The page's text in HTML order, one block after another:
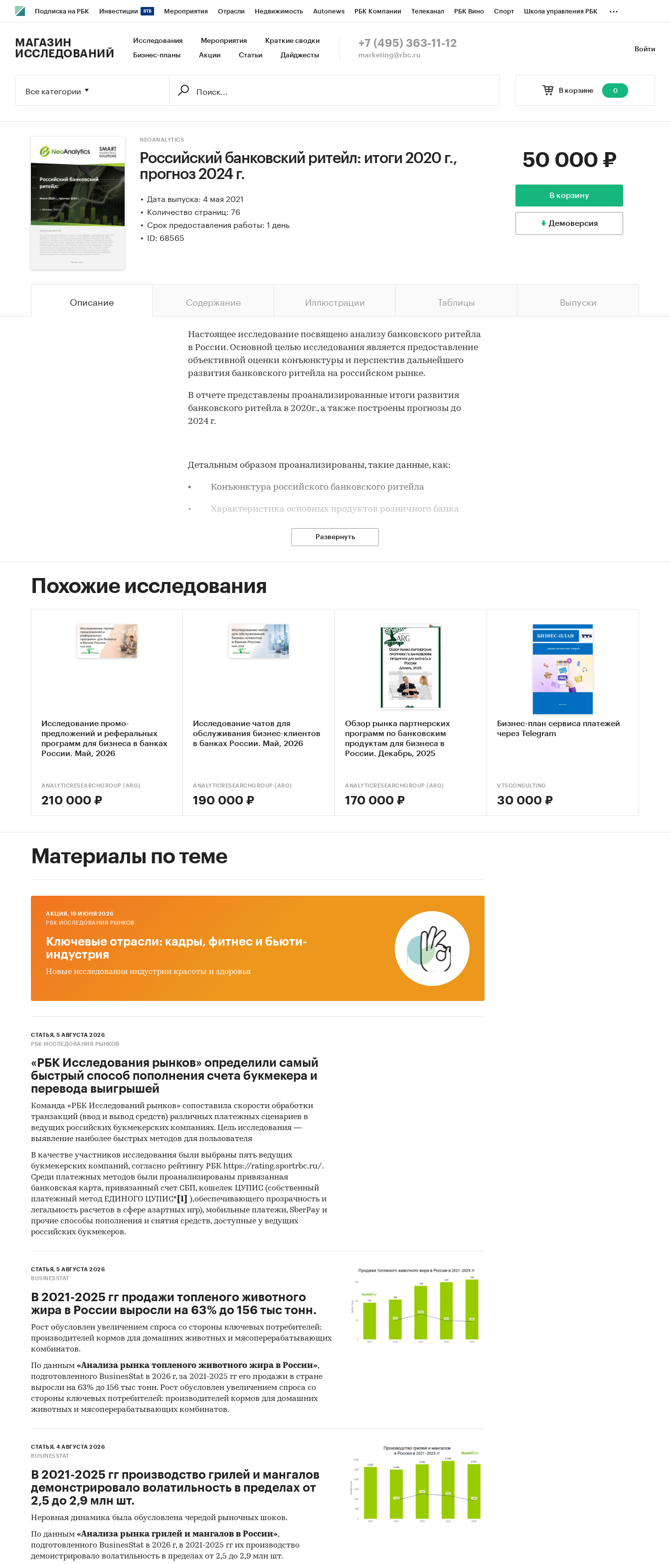
Подписка на РБК Инвестиции Мероприятия Отрасли Недвижимость Autonews РБК Компании Телеканал РБК Вино Спорт Школа управления РБК
Исследования Кредитные рейтинги Франшизы Газета Спецпроекты СПб Конференции СПб Спецпроекты
...
Войти
МАГАЗИН
ИССЛЕДОВАНИЙ
Исследования Мероприятия Краткие сводки
Бизнес-планы Акции Статьи Дайджесты
+7 (495) 363-11-12
marketing@rbc.ru
В корзине 0
Все категории
NEOANALYTICS
Российский банковский ритейл: итоги 2020 г.,
прогноз 2024 г.
Дата выпуска: 4 мая 2021
Количество страниц: 76
Срок предоставления работы: 1 день
ID: 68565
50 000 ₽
В корзину
Демоверсия
Описание Содержание Иллюстрации Таблицы Выпуски
Настоящее исследование посвящено анализу банковского ритейла
в России. Основной целью исследования является предоставление
объективной оценки конъюнктуры и перспектив дальнейшего
развития банковского ритейла на российском рынке.
В отчете представлены проанализированные итоги развития
банковского ритейла в 2020г., а также построены прогнозы до
2024 г.
Детальным образом проанализированы, такие данные, как:
• Конъюнктура российского банковского ритейла
• Характеристика основных продуктов розничного банка
• Показатели деятельности банковского ритейла (объемы
депозитов, объемы кредитов, операции с пластиковыми картами,
Данное исследование предназначено для ряда специалистов в
банковской сфере:
Менеджеры по продажам
Объем отчета – 76 стр.
Отчет содержит 13 таблиц и 27 графиков.
Язык отчета – русский.
Развернуть
Похожие исследования
Исследование промо-
предложений и реферальных
программ для бизнеса в банках
России. Май, 2026
ANALYTICRESEARCHGROUP (ARG)
210 000 ₽
Исследование чатов для
обслуживания бизнес-клиентов
в банках России. Май, 2026
ANALYTICRESEARCHGROUP (ARG)
190 000 ₽
Обзор рынка партнерских
программ по банковским
продуктам для бизнеса в
России. Декабрь, 2025
ANALYTICRESEARCHGROUP (ARG)
170 000 ₽
Бизнес-план сервиса платежей
через Telegram
VTSCONSULTING
30 000 ₽
Материалы по теме
AКЦИЯ, 19 ИЮНЯ 2026
РБК ИССЛЕДОВАНИЯ РЫНКОВ
Ключевые отрасли: кадры, фитнес и бьюти-
индустрия
Новые исследования индустрии красоты и здоровья
СТАТЬЯ, 5 АВГУСТА 2026
РБК ИССЛЕДОВАНИЯ РЫНКОВ
«РБК Исследования рынков» определили самый
быстрый способ пополнения счета букмекера и
перевода выигрышей
Команда «РБК Исследований рынков» сопоставила скорости обработки
транзакций (ввод и вывод средств) различных платежных сценариев в
ведущих российских букмекерских компаниях. Цель исследования —
выявление наиболее быстрых методов для пользователя
В качестве участников исследования были выбраны пять ведущих
букмекерских компаний, согласно рейтингу РБК https://rating.sportrbc.ru/.
Среди платежных методов были проанализированы привязанная
банковская карта, привязанный счет СБП, кошелек ЦУПИС (собственный
платежный метод ЕДИНОГО ЦУПИС* [1]
),обеспечивающего прозрачность и
легальность расчетов в сфере азартных игр), мобильные платежи, SberPay и
прочие способы пополнения и снятия средств, доступные у ведущих
российских букмекеров.
СТАТЬЯ, 5 АВГУСТА 2026
BUSINESSTAT
В 2021-2025 гг продажи топленого животного
жира в России выросли на 63% до 156 тыс тонн.
Рост обусловлен увеличением спроса со стороны ключевых потребителей:
производителей кормов для домашних животных и мясоперерабатывающих
комбинатов.
По данным «Анализа рынка топленого животного жира в России»,
подготовленного BusinesStat в 2026 г, за 2021-2025 гг его продажи в стране
выросли на 63% до 156 тыс тонн. Рост обусловлен увеличением спроса со
стороны ключевых потребителей: производителей кормов для домашних
животных и мясоперерабатывающих комбинатов.
СТАТЬЯ, 4 АВГУСТА 2026
BUSINESSTAT
В 2021-2025 гг производство грилей и мангалов
демонстрировало волатильность в пределах от
2,5 до 2,9 млн шт.
Неровная динамика была обусловлена чередой рыночных шоков.
По данным «Анализа рынка грилей и мангалов в России»,
подготовленного BusinesStat в 2026 г, в 2021-2025 гг их производство
демонстрировало волатильность в пределах от 2,5 до 2,9 млн шт.